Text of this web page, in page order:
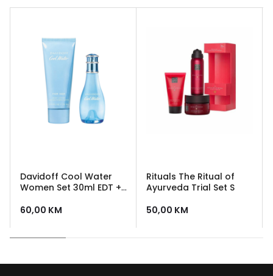
Davidoff Cool Water
Women Set 30ml EDT +
60,00 KM
Rituals The Ritual of
Ayurveda Trial Set S
50,00 KM